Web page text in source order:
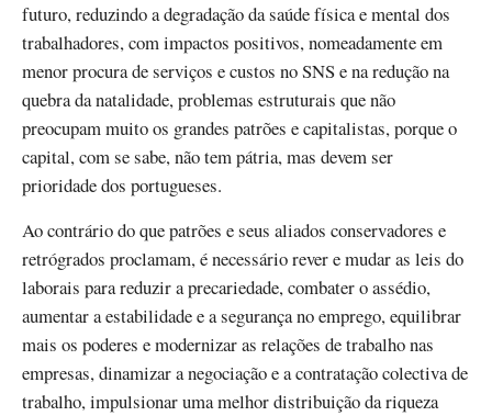
futuro, reduzindo a degradação da saúde física e mental dos
trabalhadores, com impactos positivos, nomeadamente em
menor procura de serviços e custos no SNS e na redução na
quebra da natalidade, problemas estruturais que não
preocupam muito os grandes patrões e capitalistas, porque o
capital, com se sabe, não tem pátria, mas devem ser
prioridade dos portugueses.
Ao contrário do que patrões e seus aliados conservadores e
retrógrados proclamam, é necessário rever e mudar as leis do
laborais para reduzir a precariedade, combater o assédio,
aumentar a estabilidade e a segurança no emprego, equilibrar
mais os poderes e modernizar as relações de trabalho nas
empresas, dinamizar a negociação e a contratação colectiva de
trabalho, impulsionar uma melhor distribuição da riqueza